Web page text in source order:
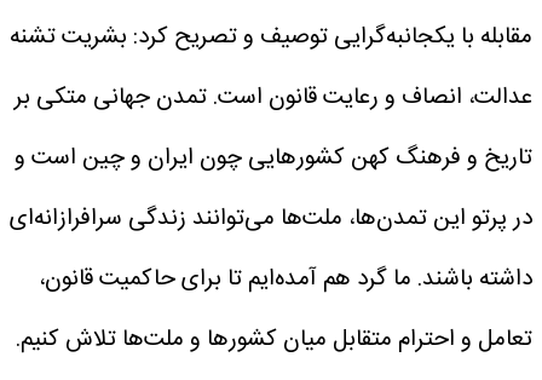
مقابله با یکجانبه‌گرایی توصیف و تصریح کرد: بشریت تشنه
عدالت، انصاف و رعایت قانون است. تمدن جهانی متکی بر
تاریخ و فرهنگ کهن کشورهایی چون ایران و چین است و
در پرتو این تمدن‌ها، ملت‌ها می‌توانند زندگی سرافرازانه‌ای
داشته باشند. ما گرد هم آمده‌ایم تا برای حاکمیت قانون،
تعامل و احترام متقابل میان کشورها و ملت‌ها تلاش کنیم.